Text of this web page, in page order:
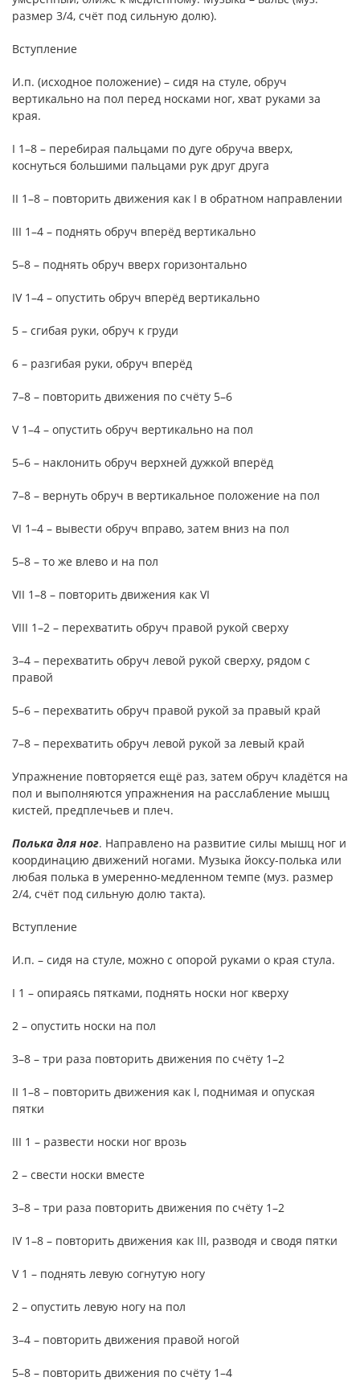
размер 3/4, счёт под сильную долю).
Вступление
И.п. (исходное положение) – сидя на стуле, обруч
вертикально на пол перед носками ног, хват руками за
края.
I 1–8 – перебирая пальцами по дуге обруча вверх,
коснуться большими пальцами рук друг друга
II 1–8 – повторить движения как I в обратном направлении
III 1–4 – поднять обруч вперёд вертикально
5–8 – поднять обруч вверх горизонтально
IV 1–4 – опустить обруч вперёд вертикально
5 – сгибая руки, обруч к груди
6 – разгибая руки, обруч вперёд
7–8 – повторить движения по счёту 5–6
V 1–4 – опустить обруч вертикально на пол
5–6 – наклонить обруч верхней дужкой вперёд
7–8 – вернуть обруч в вертикальное положение на пол
VI 1–4 – вывести обруч вправо, затем вниз на пол
5–8 – то же влево и на пол
VII 1–8 – повторить движения как VI
VIII 1–2 – перехватить обруч правой рукой сверху
3–4 – перехватить обруч левой рукой сверху, рядом с
правой
5–6 – перехватить обруч правой рукой за правый край
7–8 – перехватить обруч левой рукой за левый край
Упражнение повторяется ещё раз, затем обруч кладётся на
пол и выполняются упражнения на расслабление мышц
кистей, предплечьев и плеч.
Полька для ног. Направлено на развитие силы мышц ног и
координацию движений ногами. Музыка йоксу-полька или
любая полька в умеренно-медленном темпе (муз. размер
2/4, счёт под сильную долю такта).
Вступление
И.п. – сидя на стуле, можно с опорой руками о края стула.
I 1 – опираясь пятками, поднять носки ног кверху
2 – опустить носки на пол
3–8 – три раза повторить движения по счёту 1–2
II 1–8 – повторить движения как I, поднимая и опуская
пятки
III 1 – развести носки ног врозь
2 – свести носки вместе
3–8 – три раза повторить движения по счёту 1–2
IV 1–8 – повторить движения как III, разводя и сводя пятки
V 1 – поднять левую согнутую ногу
2 – опустить левую ногу на пол
3–4 – повторить движения правой ногой
5–8 – повторить движения по счёту 1–4